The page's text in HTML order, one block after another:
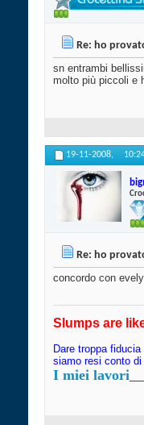
Re: ho
sn entrambi
molto più piccoli e
19-11-2008,
Re: ho
concordo con
Slumps are
Dare troppa
siamo resi conto
I miei lavori